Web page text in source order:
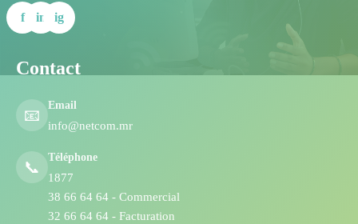
f in ig
Contact
📧
Email
info@netcom.mr
📞
Téléphone
1877
38 66 64 64 - Commercial
32 66 64 64 - Facturation